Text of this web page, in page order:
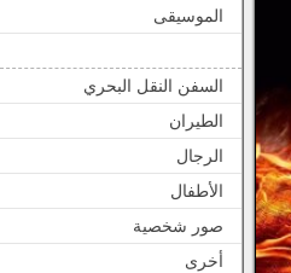
الموسيقى
السفن النقل البحري
الطيران
الرجال
الأطفال
صور شخصية
أخرى